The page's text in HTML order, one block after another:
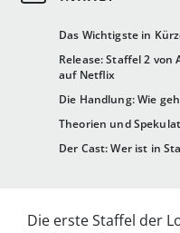
Das Wichtigste in
Release: Staffel 2
auf Netflix
Die Handlung: Wie
Theorien und
Der Cast: Wer ist in
Die erste Staffel der